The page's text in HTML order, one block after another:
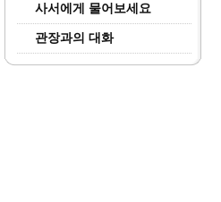
사서에게 물어보세요
관장과의 대화